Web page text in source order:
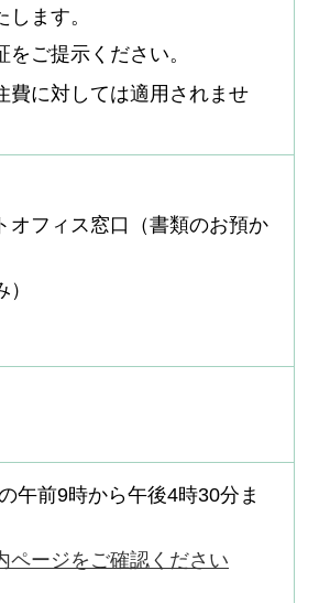
ます。
ご提示ください。
費に対しては適用されませ
オフィス窓口（書類のお預か
午前9時から午後4時30分ま
ページをご確認ください